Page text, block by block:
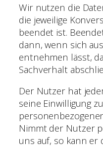
Wir nutzen die
die jeweilige
beendet ist.
dann, wenn sich
entnehmen lässt,
Sachverhalt
Der Nutzer hat
seine Einwilligung
Nimmt der Nutzer
uns auf, so kann er